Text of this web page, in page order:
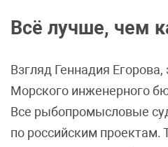
Всё лучше, чем
Взгляд Геннадия
Морского инженерного
Все рыбопромысловые
по российским проектам.